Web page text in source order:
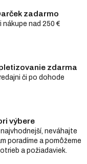
zadarmo
nákupe nad 250 €
zdarma
či po dohode
výbere
neváhajte
poradíme a pomôžeme
a požiadaviek.